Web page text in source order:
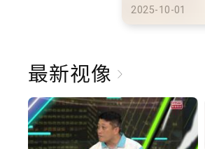
2025-10-02
最新视像